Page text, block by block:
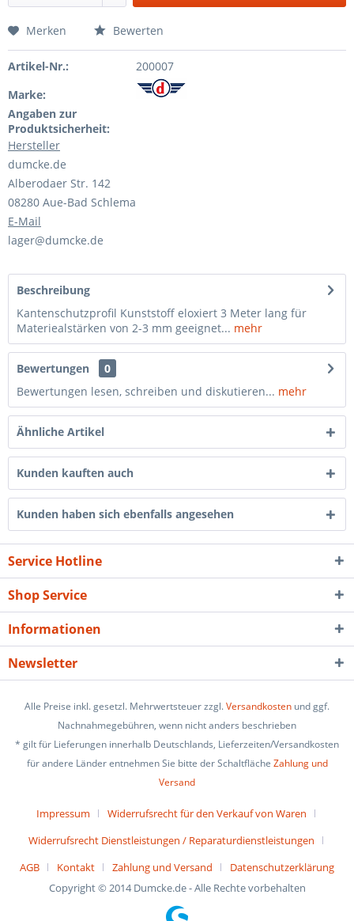
Merken Bewerten
Artikel-Nr.:
200007
Marke:
Angaben zur
Produktsicherheit:
Hersteller
dumcke.de
Alberodaer Str. 142
08280 Aue-Bad Schlema
E-Mail
lager@dumcke.de
Beschreibung
Kantenschutzprofil Kunststoff eloxiert 3 Meter lang für
Materiealstärken von 2-3 mm geeignet... mehr
Bewertungen
0
Bewertungen lesen, schreiben und diskutieren... mehr
Ähnliche Artikel
Kunden kauften auch
Kunden haben sich ebenfalls angesehen
Service Hotline
Shop Service
Informationen
Newsletter
Alle Preise inkl. gesetzl. Mehrwertsteuer zzgl.Versandkosten und ggf.
Nachnahmegebühren, wenn nicht anders beschrieben
* gilt für Lieferungen innerhalb Deutschlands, Lieferzeiten/Versandkosten
für andere Länder entnehmen Sie bitte der Schaltfläche Zahlung und
Versand
Impressum
Widerrufsrecht für den Verkauf von Waren
Widerrufsrecht Dienstleistungen / Reparaturdienstleistungen
AGB
Kontakt Zahlung und Versand
Datenschutzerklärung
Copyright © 2014 Dumcke.de - Alle Rechte vorbehalten